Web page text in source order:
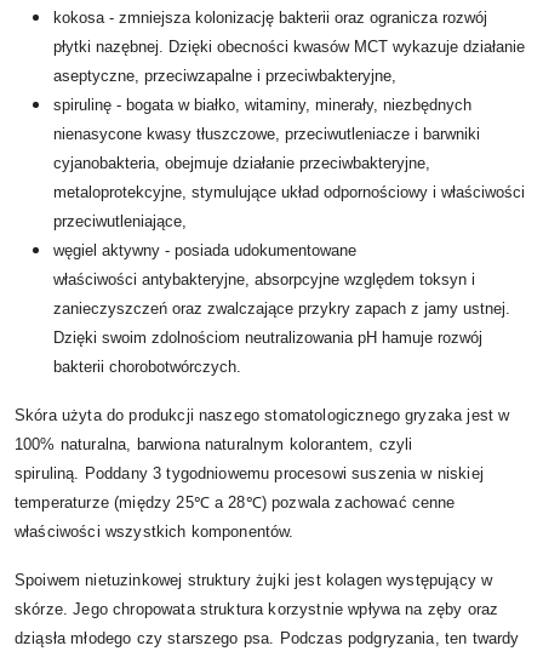
kokosa - zmniejsza kolonizację bakterii oraz ogranicza rozwój
płytki nazębnej. Dzięki obecności kwasów MCT wykazuje działanie
aseptyczne, przeciwzapalne i przeciwbakteryjne,
spirulinę - bogata w białko, witaminy, minerały, niezbędnych
nienasycone kwasy tłuszczowe, przeciwutleniacze i barwniki
cyjanobakteria, obejmuje działanie przeciwbakteryjne,
metaloprotekcyjne, stymulujące układ odpornościowy i właściwości
przeciwutleniające,
węgiel aktywny - posiada udokumentowane
właściwości antybakteryjne, absorpcyjne względem toksyn i
zanieczyszczeń oraz zwalczające przykry zapach z jamy ustnej.
Dzięki swoim zdolnościom neutralizowania pH hamuje rozwój
bakterii chorobotwórczych.
Skóra użyta do produkcji naszego stomatologicznego gryzaka jest w
100% naturalna, barwiona naturalnym kolorantem, czyli
spiruliną. Poddany 3 tygodniowemu procesowi suszenia w niskiej
temperaturze (między 25℃ a 28℃) pozwala zachować cenne
właściwości wszystkich komponentów.
Spoiwem nietuzinkowej struktury żujki jest kolagen występujący w
skórze. Jego chropowata struktura korzystnie wpływa na zęby oraz
dziąsła młodego czy starszego psa. Podczas podgryzania, ten twardy